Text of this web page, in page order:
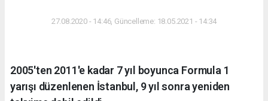
27.08.2020 - 14:46, Güncelleme: 18.05.2021 - 14:34
2005'ten 2011'e kadar 7 yıl boyunca Formula 1
yarışı düzenlenen İstanbul, 9 yıl sonra yeniden